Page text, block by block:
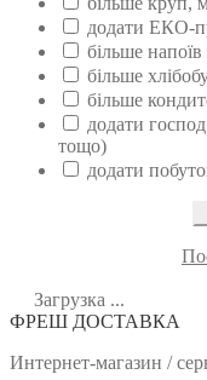
додати ЕКО-
більше напоїв
більше
більше
додати
тощо)
додати
Загрузка ...
ФРЕШ ДОСТАВКА
Интернет-магазин /